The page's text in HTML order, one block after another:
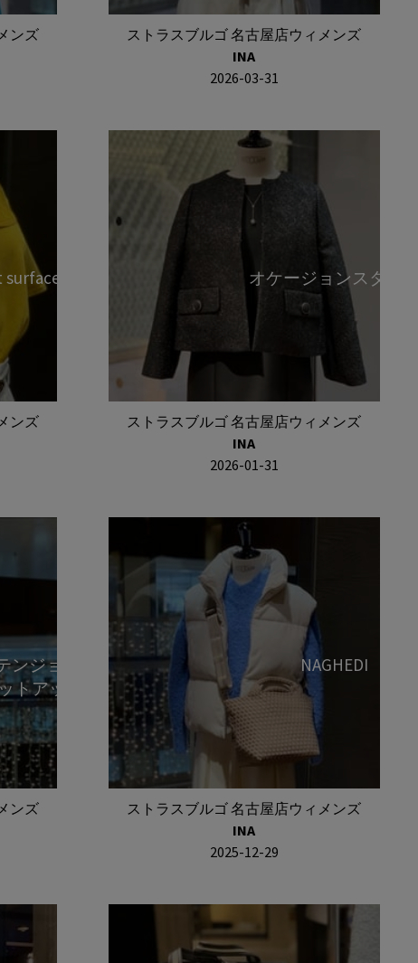
ンズ
ストラスブルゴ 名古屋店ウィメンズ
INA
2026-03-31
①
ンズ
オケージョンスタイル
ストラスブルゴ 名古屋店ウィメンズ
INA
2026-01-31
ンジョーゼ
トアップ
ンズ
NAGHEDI
ストラスブルゴ 名古屋店ウィメンズ
INA
2025-12-29